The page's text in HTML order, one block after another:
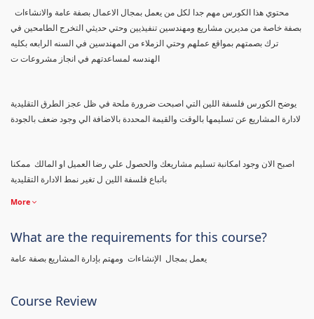
بصفة خاصة من مديرين مشاريع ومهندسين تنفيذيين وحتي حديثي التخرج الطامحين في
ترك بصمتهم بمواقع عملهم وحتي الزملاء من المهندسين في السنه الرابعه بكليه
الهندسه لمساعدتهم في انجاز مشروعات ت
يوضح الكورس فلسفة اللين التي اصبحت ضرورة ملحة في ظل عجز الطرق التقليدية
اصبح الان وجود امكانبة تسليم مشاريعك والحصول علي رضا العميل او المالك ممكنا
More
What are the requirements for this course?
Course Review